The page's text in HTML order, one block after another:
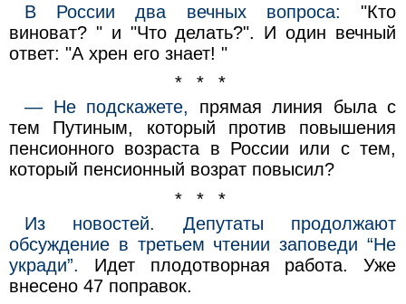
В России два вечных вопроса: "Кто
виноват? " и "Что делать?". И один вечный
ответ: "А хрен его знает! "
* * *
— Не подскажете, прямая линия была с
тем Путиным, который против повышения
пенсионного возраста в России или с тем,
который пенсионный возрат повысил?
* * *
Из новостей. Депутаты продолжают
обсуждение в третьем чтении заповеди “Не
укради”. Идет плодотворная работа. Уже
внесено 47 поправок.